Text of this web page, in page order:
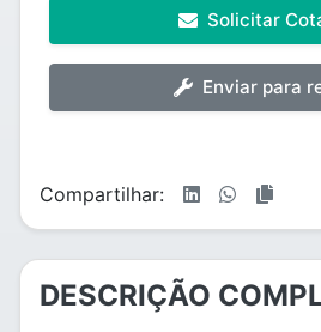
Solicitar
Enviar para
Compartilhar:
DESCRIÇÃO